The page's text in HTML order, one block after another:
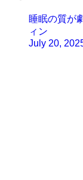
睡眠の質が
ィン
July 20,